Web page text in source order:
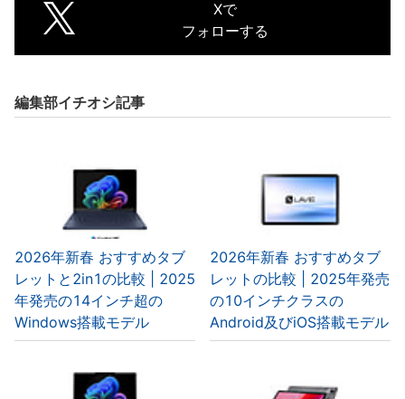
Xで
フォローする
編集部イチオシ記事
2026年新春 おすすめタブ
レットと2in1の比較 | 2025
年発売の14インチ超の
Windows搭載モデル
2026年新春 おすすめタブ
レットの比較 | 2025年発売
の10インチクラスの
Android及びiOS搭載モデル